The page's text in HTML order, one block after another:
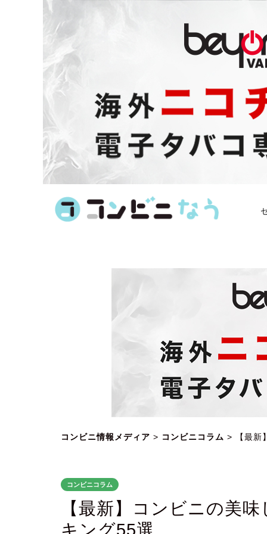
コンビニ情報メディア > コンビニコラム > 【最
コンビニコラム
【最新】コンビニの美
キング55選